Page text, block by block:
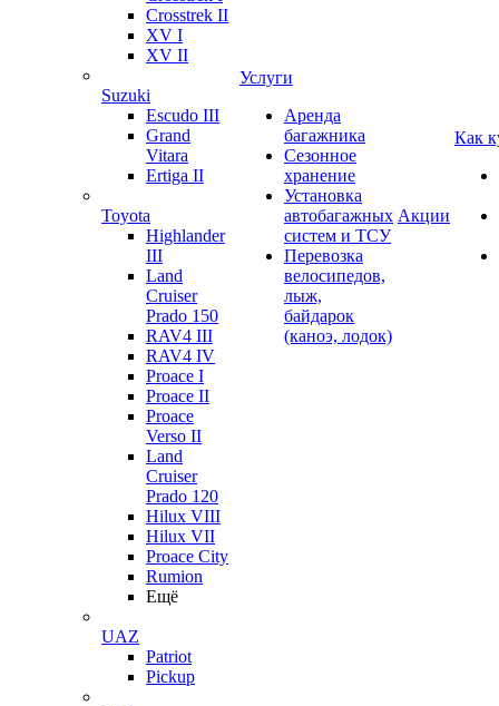
Crosstrek II
XV I
XV II
Suzuki
Escudo III
Grand
Vitara
Ertiga II
Toyota
Highlander
III
Land
Cruiser
Prado 150
RAV4 III
RAV4 IV
Proace I
Proace II
Proace
Verso II
Land
Cruiser
Prado 120
Hilux VIII
Hilux VII
Proace City
Rumion
Ещё
UAZ
Patriot
Pickup
Услуги
Аренда
багажника
Сезонное
хранение
Установка
автобагажных
систем и ТСУ
Перевозка
велосипедов,
лыж,
байдарок
(каноэ, лодок)
Акции
Как